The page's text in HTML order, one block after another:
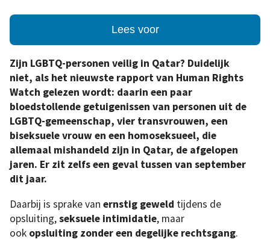
Lees voor
Zijn LGBTQ-personen veilig in Qatar? Duidelijk
niet, als het nieuwste rapport van Human Rights
Watch gelezen wordt: daarin een paar
bloedstollende getuigenissen van personen uit de
LGBTQ-gemeenschap, vier transvrouwen, een
biseksuele vrouw en een homoseksueel, die
allemaal mishandeld zijn in Qatar, de afgelopen
jaren. Er zit zelfs een geval tussen van september
dit jaar.
Daarbij is sprake van ernstig geweld tijdens de
opsluiting,seksuele intimidatie, maar
ook opsluiting zonder een degelijke rechtsgang.